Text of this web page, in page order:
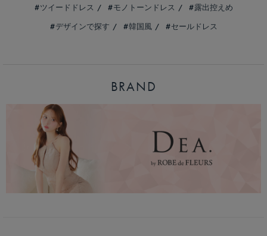
ツイードドレス
モノトーンドレス
露出控えめ
デザインで探す
韓国風 セールドレス
BRAND